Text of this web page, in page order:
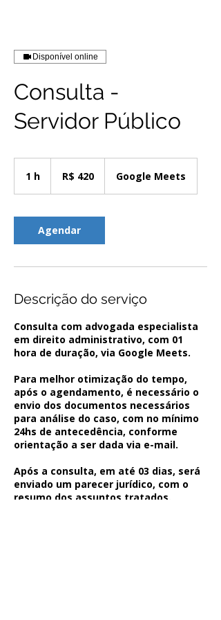
Disponível online
Consulta -
Servidor Público
1 h
brasileiros
R$ 420 Google Meets
Agendar
Descrição do serviço
Consulta com advogada especialista
em direito administrativo, com 01
hora de duração, via Google Meets.
Para melhor otimização do tempo,
após o agendamento, é necessário o
envio dos documentos necessários
para análise do caso, com no mínimo
24hs de antecedência, conforme
orientação a ser dada via e-mail.
Após a consulta, em até 03 dias, será
enviado um parecer jurídico, com o
resumo dos assuntos tratados.